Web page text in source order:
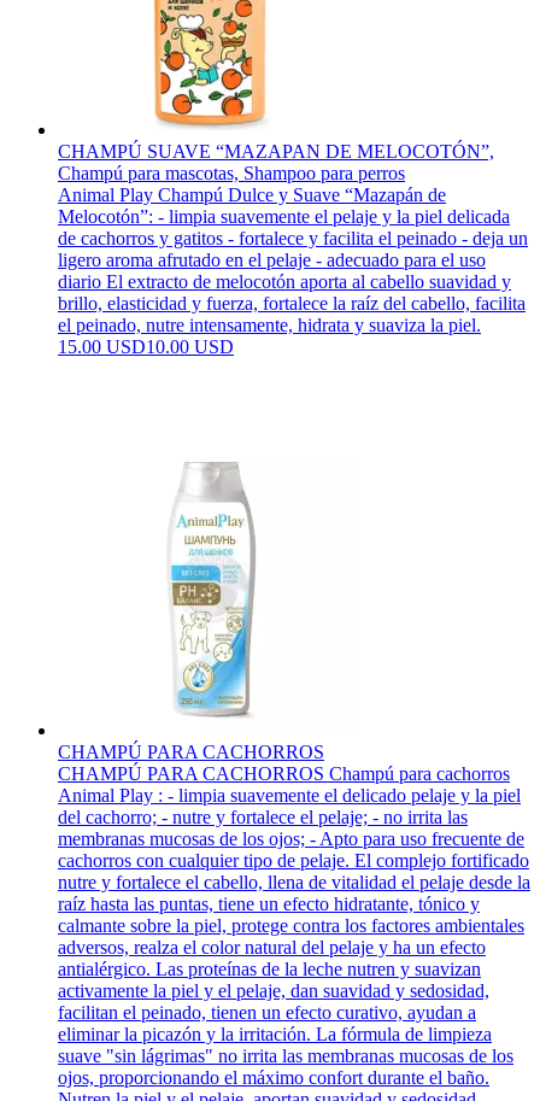
CHAMPÚ SUAVE “MAZAPAN DE MELOCOTÓN”,
Champú para mascotas, Shampoo para perros
Animal Play Champú Dulce y Suave “Mazapán de
Melocotón”: - limpia suavemente el pelaje y la piel delicada
de cachorros y gatitos - fortalece y facilita el peinado - deja un
ligero aroma afrutado en el pelaje - adecuado para el uso
diario El extracto de melocotón aporta al cabello suavidad y
brillo, elasticidad y fuerza, fortalece la raíz del cabello, facilita
el peinado, nutre intensamente, hidrata y suaviza la piel.
15.00 USD10.00 USD
CHAMPÚ PARA CACHORROS
CHAMPÚ PARA CACHORROS Champú para cachorros
Animal Play : - limpia suavemente el delicado pelaje y la piel
del cachorro; - nutre y fortalece el pelaje; - no irrita las
membranas mucosas de los ojos; - Apto para uso frecuente de
cachorros con cualquier tipo de pelaje. El complejo fortificado
nutre y fortalece el cabello, llena de vitalidad el pelaje desde la
raíz hasta las puntas, tiene un efecto hidratante, tónico y
calmante sobre la piel, protege contra los factores ambientales
adversos, realza el color natural del pelaje y ha un efecto
antialérgico. Las proteínas de la leche nutren y suavizan
activamente la piel y el pelaje, dan suavidad y sedosidad,
facilitan el peinado, tienen un efecto curativo, ayudan a
eliminar la picazón y la irritación. La fórmula de limpieza
suave "sin lágrimas" no irrita las membranas mucosas de los
ojos, proporcionando el máximo confort durante el baño.